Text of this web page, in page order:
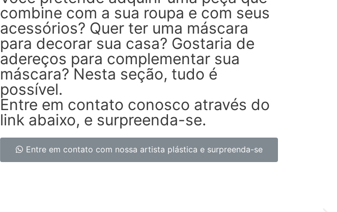
combine com a sua roupa e com seus
acessórios? Quer ter uma máscara
para decorar sua casa? Gostaria de
adereços para complementar sua
máscara? Nesta seção, tudo é
possível.
Entre em contato conosco através do
link abaixo, e surpreenda-se.
Entre em contato com nossa artista plástica e surpreenda-se